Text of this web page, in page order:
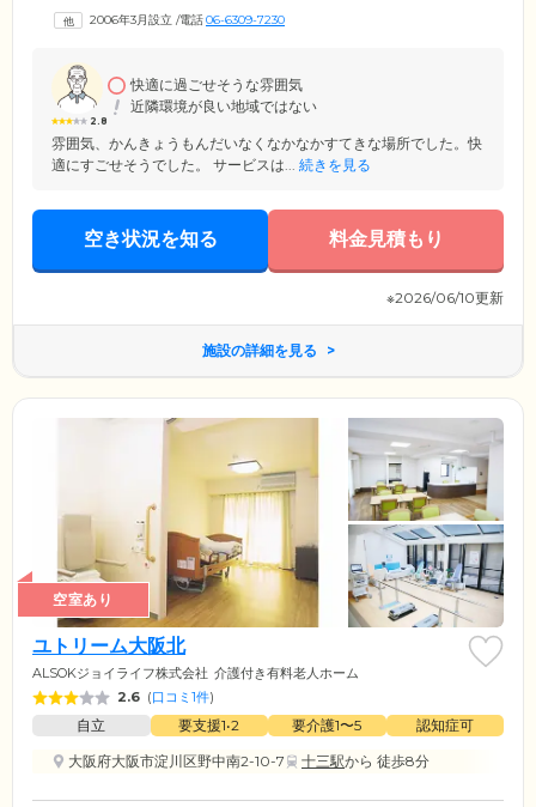
心してお過ごしいただけます。当ホームは、全国に介護施設を展開する
2006年3月設立 /電話06-6309-7230
2.8
快適に過ごせそうな雰囲気
近隣環境が良い地域ではない
雰囲気、かんきょうもんだいなくなかなかすてきな場所でした。快
適にすごせそうでした。 サービスは... 続きを見る
空き状況を知る 料金見積もり
※2026/06/10更新
施設の詳細を見る
空室あり
ユトリーム大阪北
ALSOKジョイライフ株式会社 介護付き有料老人ホーム
2.6 (口コミ1件)
自立 要支援1•2 要介護1〜5
認知症可
大阪府大阪市淀川区野中南2-10-7
十三駅から 徒歩8分